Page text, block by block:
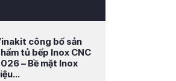
công bố sản
tủ bếp Inox CNC
– Bề mặt Inox